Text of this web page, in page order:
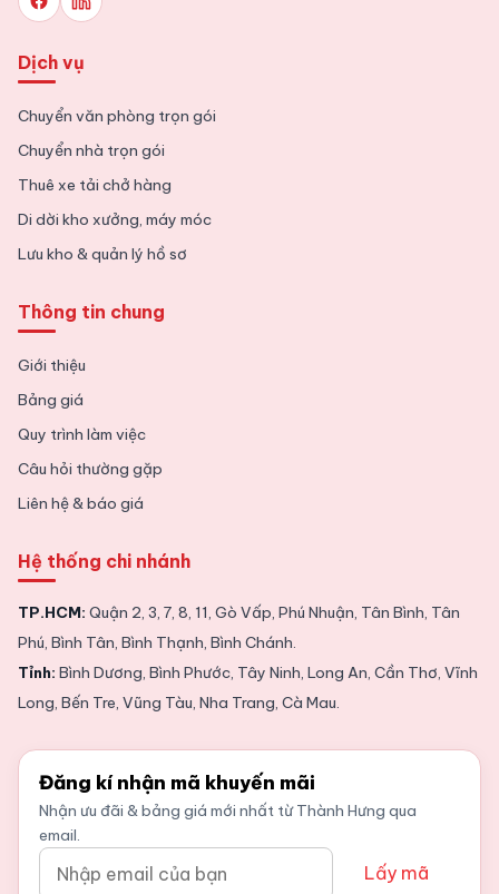
Dịch vụ
Chuyển văn phòng trọn gói
Chuyển nhà trọn gói
Thuê xe tải chở hàng
Di dời kho xưởng, máy móc
Lưu kho & quản lý hồ sơ
Thông tin chung
Giới thiệu
Bảng giá
Quy trình làm việc
Câu hỏi thường gặp
Liên hệ & báo giá
Hệ thống chi nhánh
TP.HCM: Quận 2, 3, 7, 8, 11, Gò Vấp, Phú Nhuận, Tân Bình, Tân
Phú, Bình Tân, Bình Thạnh, Bình Chánh.
Tỉnh: Bình Dương, Bình Phước, Tây Ninh, Long An, Cần Thơ, Vĩnh
Long, Bến Tre, Vũng Tàu, Nha Trang, Cà Mau.
Đăng kí nhận mã khuyến mãi
Nhận ưu đãi & bảng giá mới nhất từ Thành Hưng qua
email.
Lấy mã